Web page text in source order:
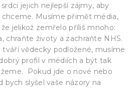
jejich nejlepší zájmy, aby
Musíme přimět média,
že jelikož zemřelo příliš mnoho:
chraňte životy a zachraňte NHS.
vědecky podložené, musíme
profil v médiích a být tak
Pokud jde o nové nebo
bych slyšel vaše názory na